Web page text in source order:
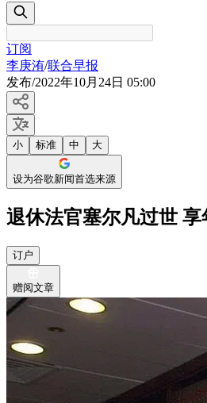
订阅
李庚洧/联合早报
发布/2022年10月24日 05:00
小 标准 中 大
设为谷歌新闻首选来源
退休法官塞尔凡过世 享
订户
赠阅文章